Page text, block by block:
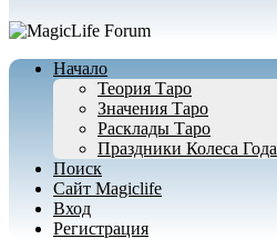
Начало
Теория Таро
Значения Таро
Расклады Таро
Праздники Колеса Года
Поиск
Сайт Magiclife
Вход
Регистрация